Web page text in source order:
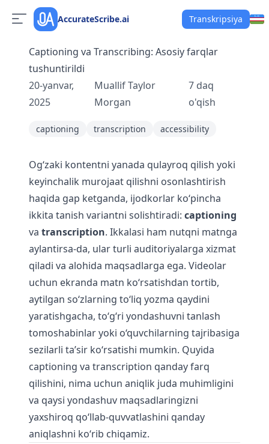
AccurateScribe.ai Transkripsiya
Captioning va Transcribing: Asosiy farqlar
tushuntirildi
20-yanvar,
2025
Muallif Taylor
Morgan
7 daq
o'qish
captioning transcription accessibility
Og‘zaki kontentni yanada qulayroq qilish yoki
keyinchalik murojaat qilishni osonlashtirish
haqida gap ketganda, ijodkorlar ko‘pincha
ikkita tanish variantni solishtiradi: captioning
va transcription. Ikkalasi ham nutqni matnga
aylantirsa-da, ular turli auditoriyalarga xizmat
qiladi va alohida maqsadlarga ega. Videolar
uchun ekranda matn ko‘rsatishdan tortib,
aytilgan so‘zlarning to‘liq yozma qaydini
yaratishgacha, to‘g‘ri yondashuvni tanlash
tomoshabinlar yoki o‘quvchilarning tajribasiga
sezilarli ta’sir ko‘rsatishi mumkin. Quyida
captioning va transcription qanday farq
qilishini, nima uchun aniqlik juda muhimligini
va qaysi yondashuv maqsadlaringizni
yaxshiroq qo‘llab-quvvatlashini qanday
aniqlashni ko‘rib chiqamiz.